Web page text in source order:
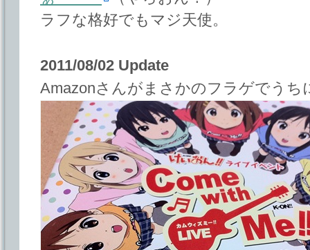
ラフな格好でもマジ天使。
2011/08/02 Update
Amazonさんがまさかのフラゲでうち